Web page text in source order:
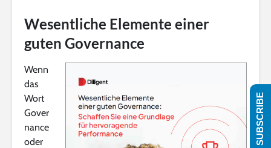
Wesentliche Elemente einer
guten Governance
Wenn
das
Wort
Gover
nance
oder
SUBSCRIBE